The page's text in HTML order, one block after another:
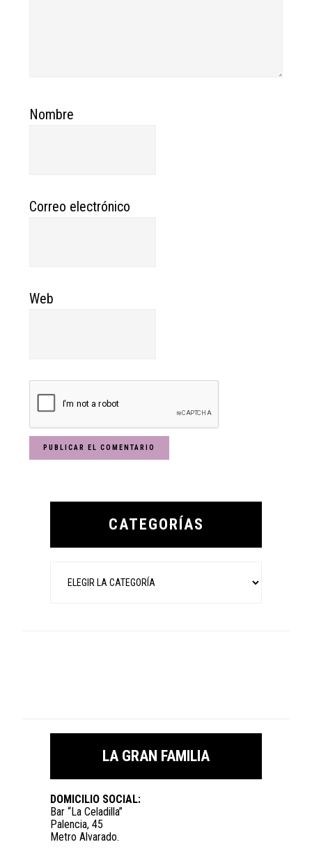
Nombre
Correo electrónico
Web
Primary
CATEGORÍAS
LA GRAN FAMILIA
DOMICILIO SOCIAL:
Bar “La Celadilla”
Palencia, 45
Metro Alvarado.